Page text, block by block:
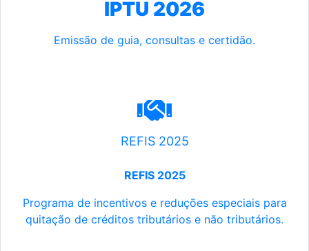
IPTU 2026
Emissão de guia, consultas e certidão.
REFIS 2025
REFIS 2025
Programa de incentivos e reduções especiais para
quitação de créditos tributários e não tributários.